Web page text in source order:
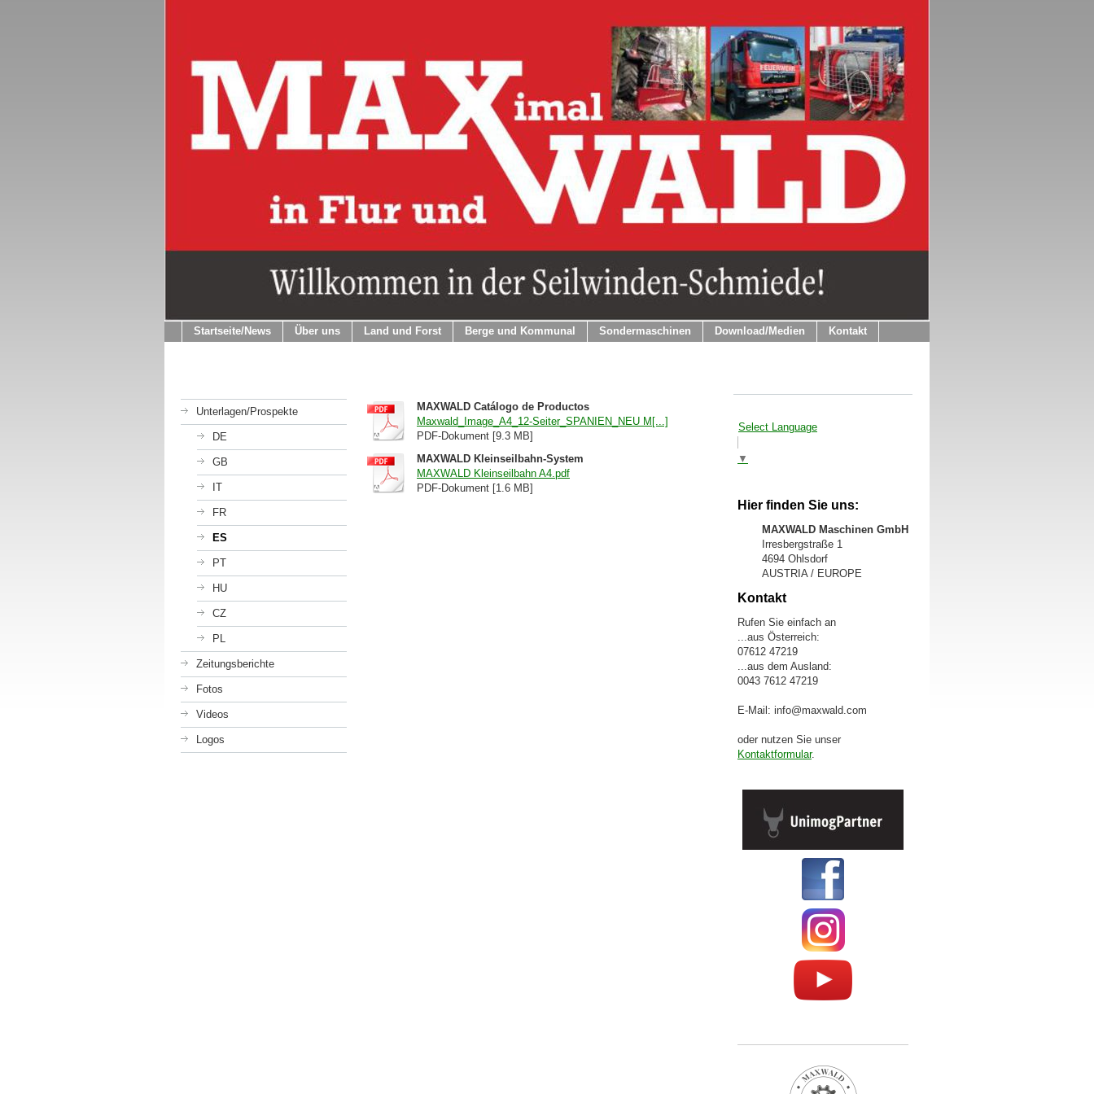
Startseite/News Über uns Land und Forst Berge und Kommunal Sondermaschinen Download/Medien Kontakt
Unterlagen/Prospekte
DE
GB
IT
FR
ES
PT
HU
CZ
PL
Zeitungsberichte
Fotos
Videos
Logos
MAXWALD Catálogo de Productos
Maxwald_Image_A4_12-Seiter_SPANIEN_NEU M[...]
PDF-Dokument [9.3 MB]
MAXWALD Kleinseilbahn-System
MAXWALD Kleinseilbahn A4.pdf
PDF-Dokument [1.6 MB]
Select Language
▼
Hier finden Sie uns:
MAXWALD Maschinen GmbH
Irresbergstraße 1
4694 Ohlsdorf
AUSTRIA / EUROPE
Kontakt
Rufen Sie einfach an
...aus Österreich:
07612 47219
...aus dem Ausland:
0043 7612 47219
E-Mail: info@maxwald.com
oder nutzen Sie unser
Kontaktformular.